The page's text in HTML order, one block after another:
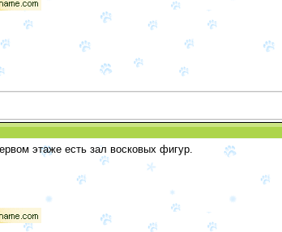
этаже есть зал восковых фигур.